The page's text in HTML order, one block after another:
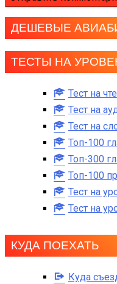
ДЕШЕВЫЕ
ТЕСТЫ НА
Тест на
Тест на
Тест на
Топ-100
Топ-300
Топ-100
Тест на
Тест на
КУДА ПОЕХАТЬ
Куда